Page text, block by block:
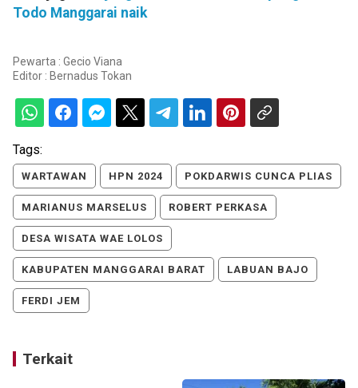
Todo Manggarai naik
Pewarta : Gecio Viana
Editor : Bernadus Tokan
Tags:
WARTAWAN HPN 2024 POKDARWIS CUNCA PLIAS
MARIANUS MARSELUS ROBERT PERKASA
DESA WISATA WAE LOLOS
KABUPATEN MANGGARAI BARAT LABUAN BAJO
FERDI JEM
Terkait